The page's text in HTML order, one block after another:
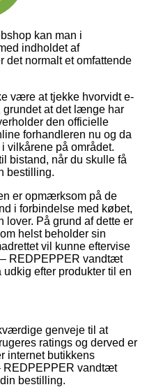
kan man i
indholdet af
det normalt et omfattende
være at tjekke hvorvidt e-
grundet at det længe har
den officielle
forhandleren nu og da
vilkårene på området.
bistand, når du skulle få
bestilling.
er opmærksom på de
i forbindelse med købet,
lover. På grund af dette er
helst beholder sin
vil kunne eftervise
REDPEPPER vandtæt
efter produkter til en
genveje til at
ratings og derved er
internet butikkens
REDPEPPER vandtæt
bestilling.